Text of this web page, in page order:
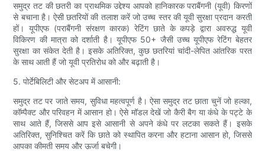
समुद्र तट की छतरी का प्राथमिक उद्देश्य आपको हानिकारक पराबैंगनी (यूवी) किरणों
से बचाना है। ऐसी छतरियों की तलाश करें जो उच्च स्तर की यूवी सुरक्षा प्रदान करती
हों। यूपीएफ (पराबैंगनी संरक्षण कारक) रेटिंग छाते के कपड़े द्वारा अवरुद्ध यूवी
विकिरण की मात्रा को दर्शाती है। यूपीएफ 50+ जैसी उच्च यूपीएफ रेटिंग बेहतर
सुरक्षा का संकेत देती है। इसके अतिरिक्त, कुछ छतरियां चांदी-लेपित आंतरिक परत
के साथ आती हैं जो यूवी प्रतिरोध को और बढ़ाती है।
5. पोर्टेबिलिटी और सेटअप में आसानी:
समुद्र तट पर जाते समय, सुविधा महत्वपूर्ण है। ऐसा समुद्र तट छाता चुनें जो हल्का,
कॉम्पैक्ट और परिवहन में आसान हो। ऐसे मॉडल देखें जो कैरी बैग या कंधे के पट्टे के
साथ आते हैं, जिससे आप इसे आसानी से अपने कंधे पर लटका सकते हैं। इसके
अतिरिक्त, सुनिश्चित करें कि छाते को स्थापित करना और हटाना आसान हो, जिससे
आपका कीमती समय और ऊर्जा बचेगी।